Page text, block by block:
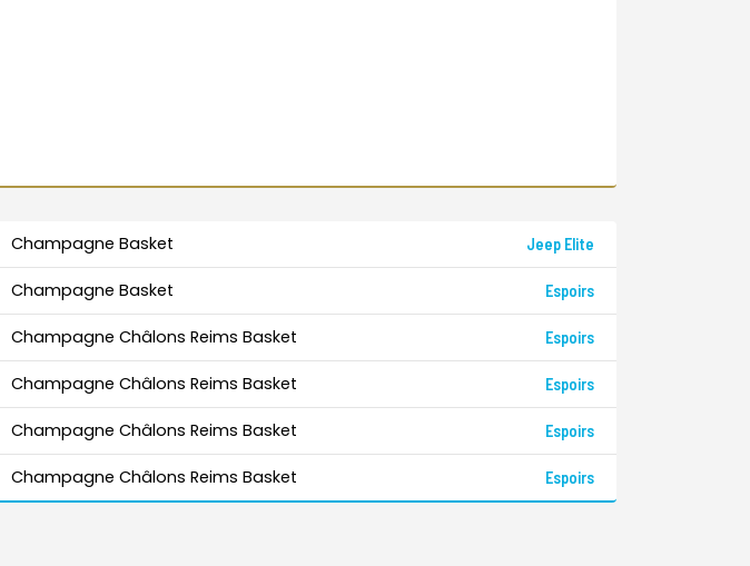
Champagne Basket Jeep Elite
Champagne Basket Espoirs
Champagne Châlons Reims Basket Espoirs
Champagne Châlons Reims Basket Espoirs
Champagne Châlons Reims Basket Espoirs
Champagne Châlons Reims Basket Espoirs